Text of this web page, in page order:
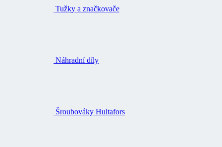
Tužky a značkovače
Náhradní díly
Šroubováky Hultafors